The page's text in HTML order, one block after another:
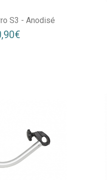
S3 - Anodisé